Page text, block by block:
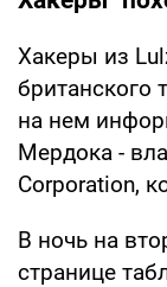
Хакеры из
британского
на нем
Мердока -
Corporation,
В ночь на
странице